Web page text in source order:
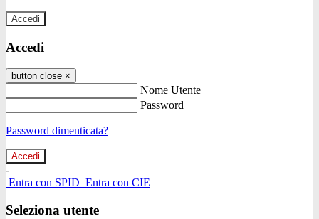
Accedi
Accedi
button close ×
Nome Utente
Password
Password dimenticata?
-
Entra con SPID Entra con CIE
Seleziona utente